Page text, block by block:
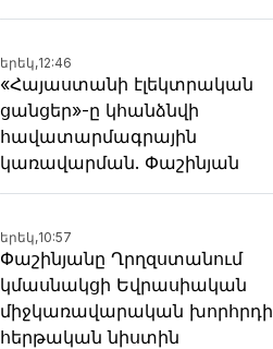
երեկ,12:46
«Հայաստանի էլեկտրական
ցանցեր»-ը կհանձնվի
հավատարմագրային
կառավարման. Փաշինյան
երեկ,10:57
Փաշինյանը Ղրղզստանում
կմասնակցի Եվրասիական
միջկառավարական խորհրդի
հերթական նիստին